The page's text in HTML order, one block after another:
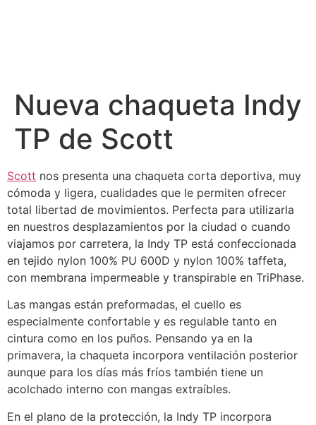
Nueva chaqueta Indy
TP de Scott
Scott nos presenta una chaqueta corta deportiva, muy
cómoda y ligera, cualidades que le permiten ofrecer
total libertad de movimientos. Perfecta para utilizarla
en nuestros desplazamientos por la ciudad o cuando
viajamos por carretera, la Indy TP está confeccionada
en tejido nylon 100% PU 600D y nylon 100% taffeta,
con membrana impermeable y transpirable en TriPhase.
Las mangas están preformadas, el cuello es
especialmente confortable y es regulable tanto en
cintura como en los puños. Pensando ya en la
primavera, la chaqueta incorpora ventilación posterior
aunque para los días más fríos también tiene un
acolchado interno con mangas extraíbles.
En el plano de la protección, la Indy TP incorpora